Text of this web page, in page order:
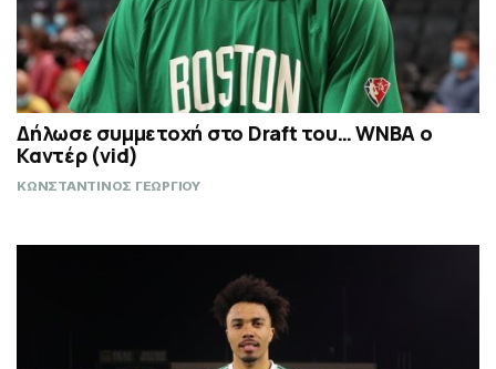
Δήλωσε συμμετοχή στο Draft του… WNBA ο
Καντέρ (vid)
ΚΩΝΣΤΑΝΤΙΝΟΣ ΓΕΩΡΓΙΟΥ